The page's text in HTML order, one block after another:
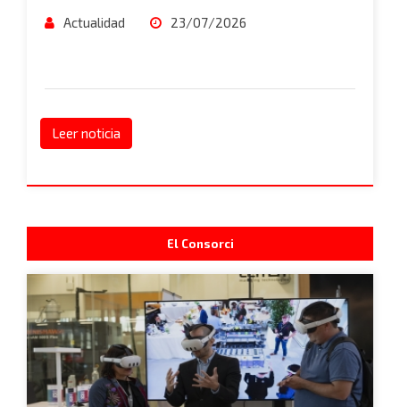
Actualidad 23/07/2026
Leer noticia
El Consorci